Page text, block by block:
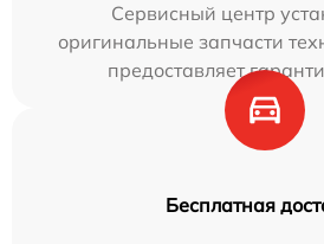
Сервисный центр
оригинальные запчасти
предоставляет
Бесплатная